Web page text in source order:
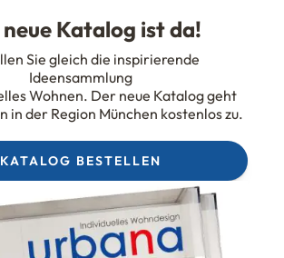
Katalog ist da!
Sie gleich die inspirierende
Ideensammlung
Wohnen. Der neue Katalog geht
in der Region München kostenlos zu.
KATALOG BESTELLEN